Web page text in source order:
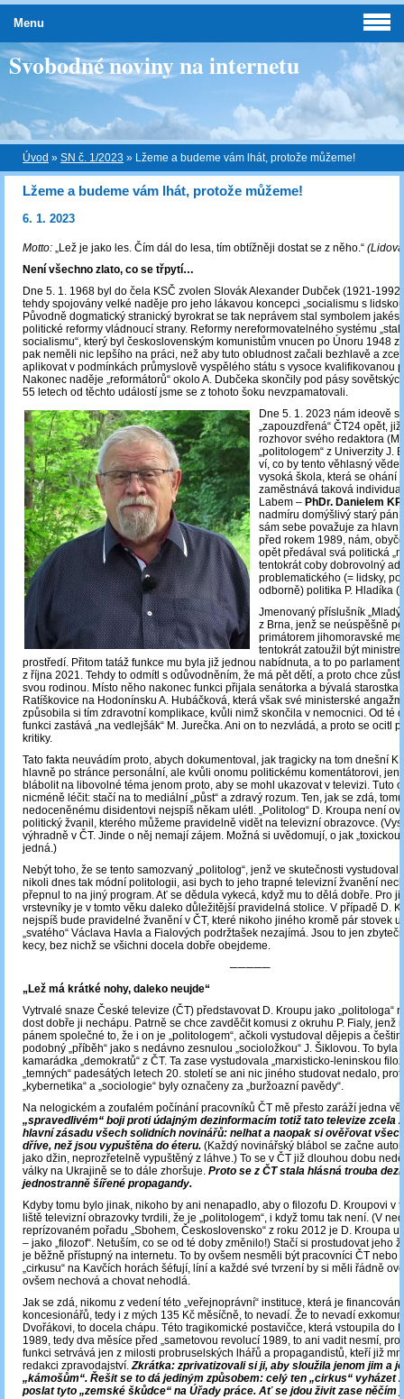
Svobodné noviny na internetu
Úvod » SN č. 1/2023 » Lžeme a budeme vám lhát, protože můžeme!
Lžeme a budeme vám lhát, protože můžeme!
6. 1. 2023
Motto: „Lež je jako les. Čím dál do lesa, tím obtížněji dostat se z něho.“
Není všechno zlato, co se třpytí…
Dne 5. 1. 1968 byl do čela KSČ zvolen Slovák Alexander Dubček (1921-
tehdy spojovány velké naděje pro jeho lákavou koncepci „socialismu s
Původně dogmatický stranický byrokrat se tak neprávem stal symbolem
politické reformy vládnoucí strany. Reformy nereformovatelného systému
socialismu“, který byl československým komunistům vnucen po Únoru 1948 z
pak neměli nic lepšího na práci, než aby tuto obludnost začali bezhlavě a
aplikovat v podmínkách průmyslově vyspělého státu s vysoce kvalifikovanou
Nakonec naděje „reformátorů“ okolo A. Dubčeka skončily pod pásy
55 letech od těchto událostí jsme se z tohoto šoku nevzpamatovali.
Dne 5. 1. 2023 nám ideově
„zapouzdřená“ ČT24 opět,
rozhovor svého redaktora
„politologem“ z Univerzity J.
ví, co by tento věhlasný
vysoká škola, která se ohání
zaměstnává taková
Labem – PhDr. Danielem
nadmíru domýšlivý starý
sám sebe považuje za
před rokem 1989, nám,
opět předával svá politická
tentokrát coby dobrovolný
problematického (= lidsky,
odborně) politika P. Hladíka
Jmenovaný příslušník
z Brna, jenž se neúspěšně
primátorem jihomoravské
tentokrát zatoužil být
prostředí. Přitom tatáž funkce mu byla již jednou nabídnuta, a to po
z října 2021. Tehdy to odmítl s odůvodněním, že má pět dětí, a proto chce
svou rodinou. Místo něho nakonec funkci přijala senátorka a bývalá starostka
Ratíškovice na Hodonínsku A. Hubáčková, která však své ministerské
způsobila si tím zdravotní komplikace, kvůli nimž skončila v nemocnici. Od té
funkci zastává „na vedlejšák“ M. Jurečka. Ani on to nezvládá, a proto se ocitl
kritiky.
Tato fakta neuvádím proto, abych dokumentoval, jak tragicky na tom dnešní
hlavně po stránce personální, ale kvůli onomu politickému komentátorovi,
blábolit na libovolné téma jenom proto, aby se mohl ukazovat v televizi. Tuto
nicméně léčit: stačí na to mediální „půst“ a zdravý rozum. Ten, jak se zdá,
nedoceněnému disidentovi nejspíš někam ulétl. „Politolog“ D. Kroupa není
politický žvanil, kterého můžeme pravidelně vidět na televizní obrazovce.
výhradně v ČT. Jinde o něj nemají zájem. Možná si uvědomují, o jak
jedná.)
Nebýt toho, že se tento samozvaný „politolog“, jenž ve skutečnosti vystudoval
nikoli dnes tak módní politologii, asi bych to jeho trapné televizní žvanění
přepnul to na jiný program. Ať se dědula vykecá, když mu to dělá dobře. Pro
vrstevníky je v tomto věku daleko důležitější pravidelná stolice. V případě D.
nejspíš bude pravidelné žvanění v ČT, které nikoho jiného kromě pár stovek
„svatého“ Václava Havla a Fialových podržtašek nezajímá. Jsou to jen
kecy, bez nichž se všichni docela dobře obejdeme.
─────
„Lež má krátké nohy, daleko neujde“
Vytrvalé snaze České televize (ČT) představovat D. Kroupu jako „politologa“
dost dobře ji nechápu. Patrně se chce zavděčit komusi z okruhu P. Fialy, jenž
pánem společné to, že i on je „politologem“, ačkoli vystudoval dějepis a
podobný „příběh“ jako s nedávno zesnulou „socioložkou“ J. Šiklovou. To byla
kamarádka „demokratů“ z ČT. Ta zase vystudovala „marxisticko-leninskou
„temných“ padesátých letech 20. století se ani nic jiného studovat nedalo,
„kybernetika“ a „sociologie“ byly označeny za „buržoazní pavědy“.
Na nelogickém a zoufalém počínání pracovníků ČT mě přesto zaráží jedna
„spravedlivém“ boji proti údajným dezinformacím totiž tato televize zcela
hlavní zásadu všech solidních novinářů: nelhat a naopak si ověřovat
dříve, než jsou vypuštěna do éteru. (Každý novinářský blábol se začne
jako džin, neprozřetelně vypuštěný z láhve.) To se v ČT již dlouhou dobu
války na Ukrajině se to dále zhoršuje. Proto se z ČT stala hlásná trouba
jednostranně šířené propagandy.
Kdyby tomu bylo jinak, nikoho by ani nenapadlo, aby o filozofu D. Kroupovi v
liště televizní obrazovky tvrdili, že je „politologem“, i když tomu tak není. (V
reprízovaném pořadu „Sbohem, Československo“ z roku 2012 je D. Kroupa
‒ jako „filozof“. Netuším, co se od té doby změnilo!) Stačí si prostudovat jeho
je běžně přístupný na internetu. To by ovšem nesměli být pracovníci ČT nebo
„cirkusu“ na Kavčích horách šéfují, líní a každé své tvrzení by si měli řádně
ovšem nechová a chovat nehodlá.
Jak se zdá, nikomu z vedení této „veřejnoprávní“ instituce, která je
koncesionářů, tedy i z mých 135 Kč měsíčně, to nevadí. Že to nevadí
Dvořákovi, to docela chápu. Této tragikomické postavičce, která vstoupila do
1989, tedy dva měsíce před „sametovou revolucí 1989, to ani vadit nesmí,
funkci setrvává jen z milosti probruselských lhářů a propagandistů, kteří již
redakci zpravodajství.Zkrátka: zprivatizovali si ji, aby sloužila jenom jim a
„kámošům“. Řešit se to dá jediným způsobem: celý ten „cirkus“ vyházet
poslat tyto „zemské škůdce“ na Úřady práce. Ať se jdou živit zase něčím
Menu